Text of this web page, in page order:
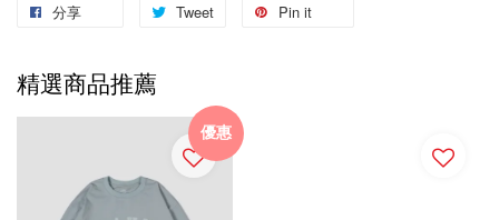
分享 Tweet Pin it
精選商品推薦
優惠